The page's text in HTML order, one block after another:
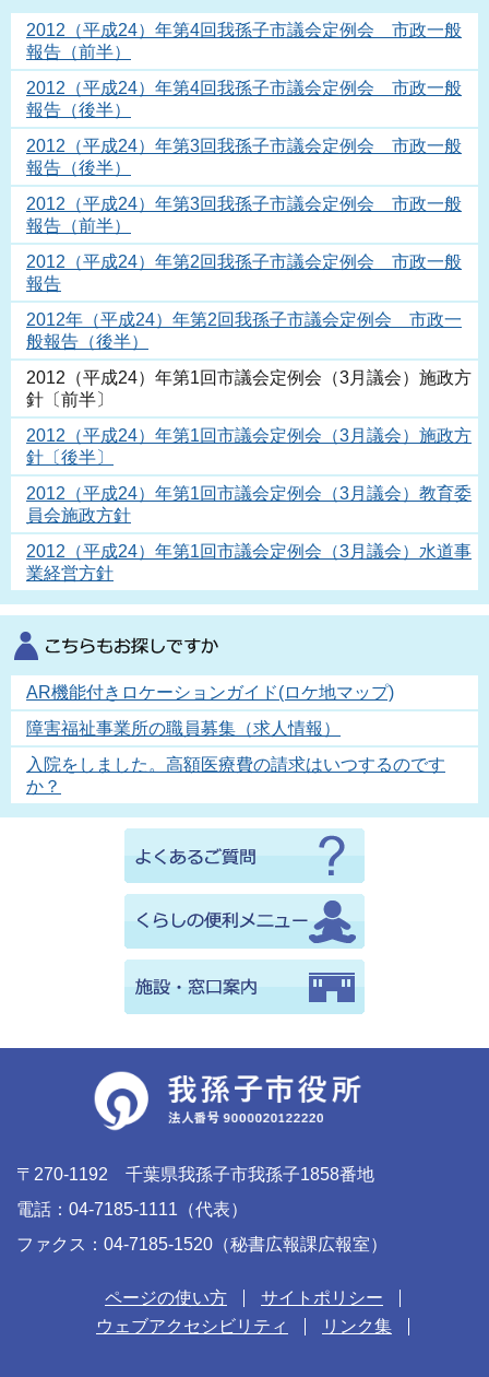
2012（平成24）年第4回我孫子市議会定例会 市政一般
報告（前半）
2012（平成24）年第4回我孫子市議会定例会 市政一般
報告（後半）
2012（平成24）年第3回我孫子市議会定例会 市政一般
報告（後半）
2012（平成24）年第3回我孫子市議会定例会 市政一般
報告（前半）
2012（平成24）年第2回我孫子市議会定例会 市政一般
報告
2012年（平成24）年第2回我孫子市議会定例会 市政一
般報告（後半）
2012（平成24）年第1回市議会定例会（3月議会）施政方
針〔前半〕
2012（平成24）年第1回市議会定例会（3月議会）施政方
針〔後半〕
2012（平成24）年第1回市議会定例会（3月議会）教育委
員会施政方針
2012（平成24）年第1回市議会定例会（3月議会）水道事
業経営方針
AR機能付きロケーションガイド(ロケ地マップ)
障害福祉事業所の職員募集（求人情報）
入院をしました。高額医療費の請求はいつするのです
か？
〒270-1192 千葉県我孫子市我孫子1858番地
電話：04-7185-1111（代表）
ファクス：04-7185-1520（秘書広報課広報室）
ページの使い方
サイトポリシー
ウェブアクセシビリティ
リンク集